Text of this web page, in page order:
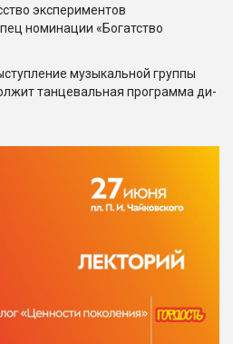
экспериментов
номинации «Богатство
музыкальной группы
танцевальная программа ди-